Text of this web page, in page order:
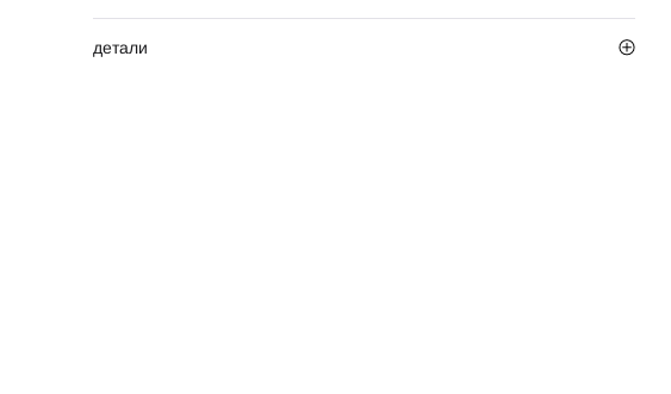
детали